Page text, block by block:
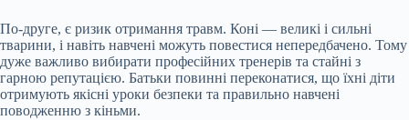
По-друге, є ризик отримання травм. Коні — великі і сильні
тварини, і навіть навчені можуть повестися непередбачено. Тому
дуже важливо вибирати професійних тренерів та стайні з
гарною репутацією. Батьки повинні переконатися, що їхні діти
отримують якісні уроки безпеки та правильно навчені
поводженню з кіньми.